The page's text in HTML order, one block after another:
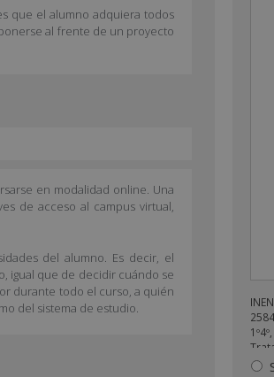
que el alumno adquiera todos
al frente de un proyecto
en modalidad online. Una
de acceso al campus virtual,
del alumno. Es decir, el
igual que de decidir cuándo se
durante todo el curso, a quién
del sistema de estudio.